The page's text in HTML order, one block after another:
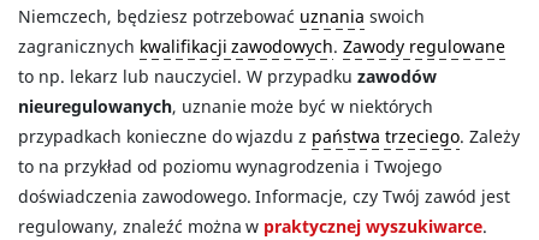
Niemczech, będziesz potrzebować uznania swoich
zagranicznych kwalifikacji zawodowych.Zawody regulowane
to np. lekarz lub nauczyciel. W przypadkuzawodów
nieuregulowanych, uznanie może być w niektórych
przypadkach konieczne do wjazdu z państwa trzeciego. Zależy
to na przykład od poziomu wynagrodzenia i Twojego
doświadczenia zawodowego. Informacje, czy Twój zawód jest
regulowany, znaleźć można w praktycznej wyszukiwarce.